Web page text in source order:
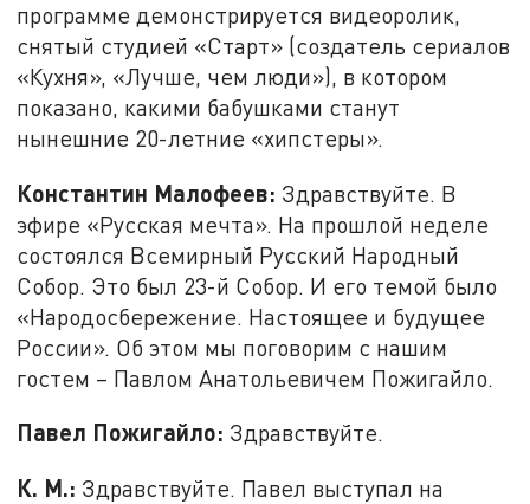
программе демонстрируется видеоролик,
снятый студией «Старт» (создатель сериалов
«Кухня», «Лучше, чем люди»), в котором
показано, какими бабушками станут
нынешние 20-летние «хипстеры».
Константин Малофеев: Здравствуйте. В
эфире «Русская мечта». На прошлой неделе
состоялся Всемирный Русский Народный
Собор. Это был 23-й Собор. И его темой было
«Народосбережение. Настоящее и будущее
России». Об этом мы поговорим с нашим
гостем – Павлом Анатольевичем Пожигайло.
Павел Пожигайло: Здравствуйте.
К. М.: Здравствуйте. Павел выступал на